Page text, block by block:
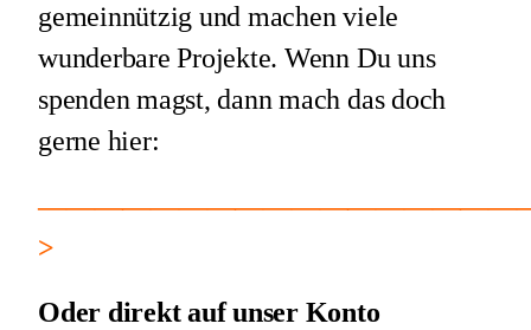
gemeinnützig und machen viele
wunderbare Projekte. Wenn Du uns
spenden magst, dann mach das doch
gerne hier:
>
Oder direkt auf unser Konto